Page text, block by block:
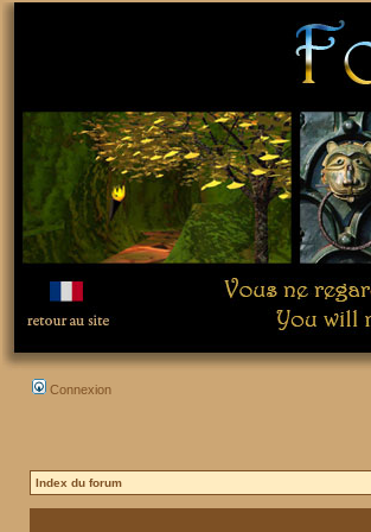
Connexion
Index du forum